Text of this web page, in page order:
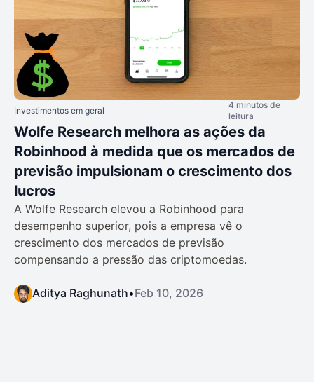
Investimentos em geral
4 minutos de
leitura
Wolfe Research melhora as ações da
Robinhood à medida que os mercados de
previsão impulsionam o crescimento dos
lucros
A Wolfe Research elevou a Robinhood para
desempenho superior, pois a empresa vê o
crescimento dos mercados de previsão
compensando a pressão das criptomoedas.
Aditya Raghunath•Feb 10, 2026